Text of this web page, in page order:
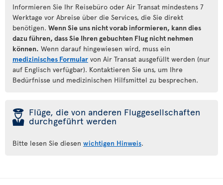
Informieren Sie Ihr Reisebüro oder Air Transat mindestens 7
Werktage vor Abreise über die Services, die Sie direkt
benötigen. Wenn Sie uns nicht vorab informieren, kann dies
dazu führen, dass Sie Ihren gebuchten Flug nicht nehmen
können. Wenn darauf hingewiesen wird, muss ein
medizinisches Formular von Air Transat ausgefüllt werden (nur
auf Englisch verfügbar). Kontaktieren Sie uns, um Ihre
Bedürfnisse und medizinischen Hilfsmittel zu besprechen.
þ Flüge, die von anderen Fluggesellschaften
durchgeführt werden
Bitte lesen Sie diesen wichtigen Hinweis.